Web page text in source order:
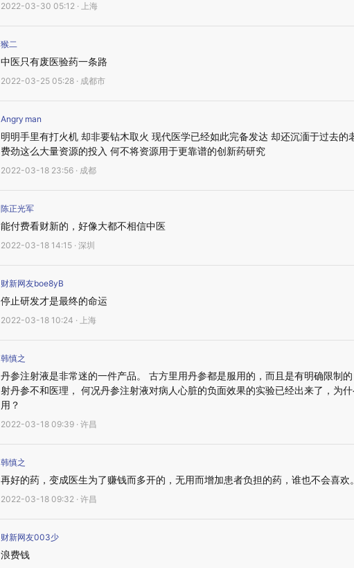
2022-03-30 05:12 · 上海
猴二
中医只有废医验药一条路
2022-03-25 05:28 · 成都市
Angry man
明明手里有打火机 却非要钻木取火 现代医学已经如此完备发达 却还沉湎于过去的
费劲这么大量资源的投入 何不将资源用于更靠谱的创新药研究
2022-03-18 23:56 · 成都
陈正光军
能付费看财新的，好像大都不相信中医
2022-03-18 14:15 · 深圳
财新网友boe8yB
停止研发才是最终的命运
2022-03-18 10:24 · 上海
韩慎之
丹参注射液是非常迷的一件产品。 古方里用丹参都是服用的，而且是有明确限制
射丹参不和医理， 何况丹参注射液对病人心脏的负面效果的实验已经出来了，为
用？
2022-03-18 09:39 · 许昌
韩慎之
再好的药，变成医生为了赚钱而多开的，无用而增加患者负担的药，谁也不会喜欢。
2022-03-18 09:32 · 许昌
财新网友003少
浪费钱